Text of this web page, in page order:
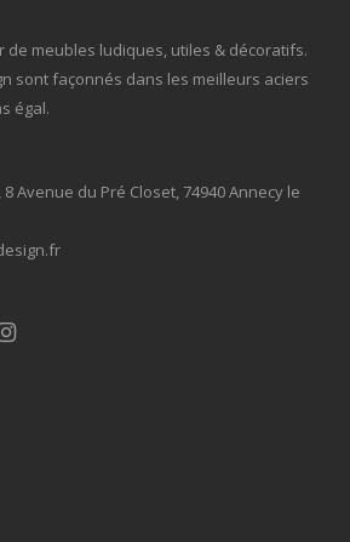
de meubles ludiques, utiles & décoratifs.
sont façonnés dans les meilleurs aciers
égal.
Avenue du Pré Closet, 74940 Annecy le